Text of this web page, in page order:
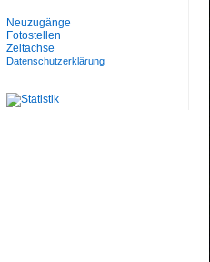
Neuzugänge
Fotostellen
Zeitachse
Datenschutzerklärung